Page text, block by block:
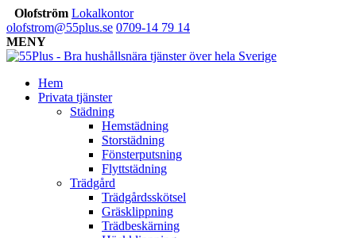
Olofström Lokalkontor
olofstrom@55plus.se 0709-14 79 14
MENY
Hem
Privata tjänster
Städning
Hemstädning
Storstädning
Fönsterputsning
Flyttstädning
Trädgård
Trädgårdsskötsel
Gräsklippning
Trädbeskärning